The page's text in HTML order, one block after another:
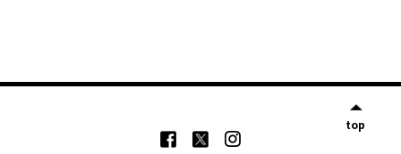
top